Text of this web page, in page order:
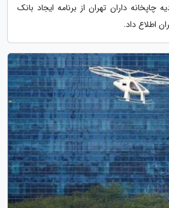
چاپخانه داران تهران از برنامه ایجاد بانک
اطلاع داد.